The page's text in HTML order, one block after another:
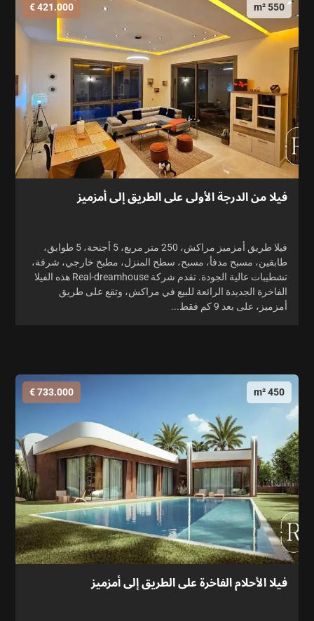
550 m²
421.000 €
فيلا من الدرجة الأولى على الطريق إلى أمزميز
فيلا طريق أمزميز مراكش، 250 متر مربع، 5 أجنحة، 5 طوابق،
طابقين، مسبح مدفأ، مسبح، سطح المنزل، مطبخ خارجي، شرفة،
تشطيبات عالية الجودة. تقدم شركة Real-dreamhouse هذه الفيلا
الفاخرة الجديدة الرائعة للبيع في مراكش، وتقع على طريق
أمزميز، على بعد 9 كم فقط...
450 m²
733.000 €
فيلا الأحلام الفاخرة على الطريق إلى أمزميز